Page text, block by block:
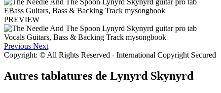
PREVIEW
Previous Next
Copyright: © All Rights Reserved - International Copyright Secured
Autres tablatures de Lynyrd Skynyrd